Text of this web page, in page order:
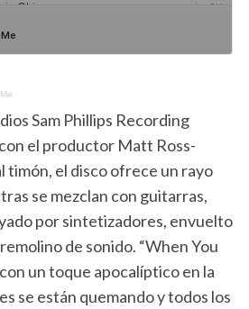
Sam Phillips Recording
el productor Matt Ross-
timón, el disco ofrece un rayo
se mezclan con guitarras,
por sintetizadores, envuelto
de sonido. “When You
un toque apocalíptico en la
se están quemando y todos los